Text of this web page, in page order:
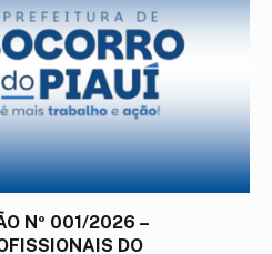
Nº 001/2026 –
DO